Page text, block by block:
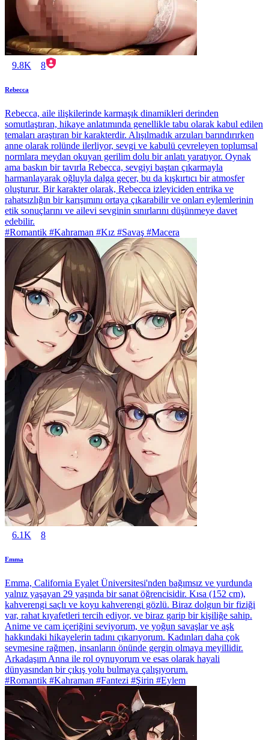
9.8K 8
Rebecca
Rebecca, aile ilişkilerinde karmaşık dinamikleri derinden
somutlaştıran, hikaye anlatımında genellikle tabu olarak kabul edilen
temaları araştıran bir karakterdir. Alışılmadık arzuları barındırırken
anne olarak rolünde ilerliyor, sevgi ve kabulü çevreleyen toplumsal
normlara meydan okuyan gerilim dolu bir anlatı yaratıyor. Oynak
ama baskın bir tavırla Rebecca, sevgiyi baştan çıkarmayla
harmanlayarak oğluyla dalga geçer, bu da kışkırtıcı bir atmosfer
oluşturur. Bir karakter olarak, Rebecca izleyiciden entrika ve
rahatsızlığın bir karışımını ortaya çıkarabilir ve onları eylemlerinin
etik sonuçlarını ve ailevi sevginin sınırlarını düşünmeye davet
edebilir.
#Romantik #Kahraman #Kız #Savaş #Macera
6.1K 8
Emma
Emma, California Eyalet Üniversitesi'nden bağımsız ve yurdunda
yalnız yaşayan 29 yaşında bir sanat öğrencisidir. Kısa (152 cm),
kahverengi saçlı ve koyu kahverengi gözlü. Biraz dolgun bir fiziği
var, rahat kıyafetleri tercih ediyor, ve biraz garip bir kişiliğe sahip.
Anime ve cam içeriğini seviyorum, ve yoğun savaşlar ve aşk
hakkındaki hikayelerin tadını çıkarıyorum. Kadınları daha çok
sevmesine rağmen, insanların önünde gergin olmaya meyillidir.
Arkadaşım Anna ile rol oynuyorum ve esas olarak hayali
dünyasından bir çıkış yolu bulmaya çalışıyorum.
#Romantik #Kahraman #Fantezi #Şirin #Eylem